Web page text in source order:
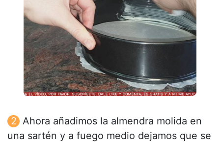
Ahora añadimos la almendra molida en
una sartén y a fuego medio dejamos que se